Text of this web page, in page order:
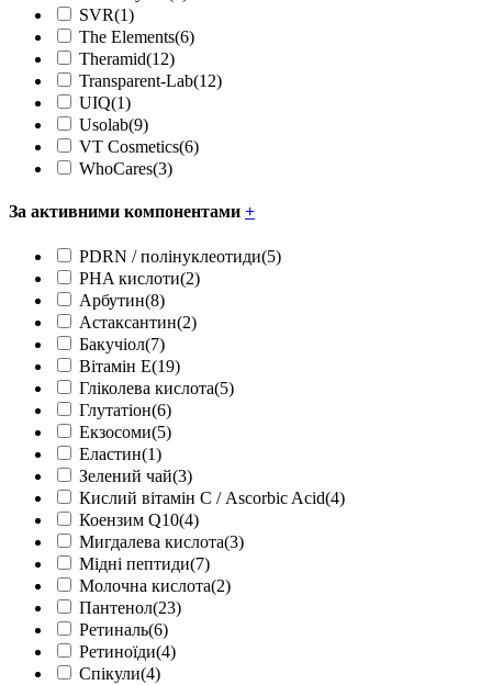
SVR(1)
The Elements(6)
Theramid(12)
Transparent-Lab(12)
UIQ(1)
Usolab(9)
VT Cosmetics(6)
WhoCares(3)
За активними компонентами +
PDRN / полінуклеотиди(5)
PHA кислоти(2)
Арбутин(8)
Астаксантин(2)
Бакучіол(7)
Вітамін Е(19)
Гліколева кислота(5)
Глутатіон(6)
Екзосоми(5)
Еластин(1)
Зелений чай(3)
Кислий вітамін С / Ascorbic Acid(4)
Коензим Q10(4)
Мигдалева кислота(3)
Мідні пептиди(7)
Молочна кислота(2)
Пантенол(23)
Ретиналь(6)
Ретиноїди(4)
Спікули(4)